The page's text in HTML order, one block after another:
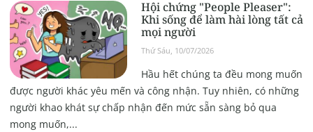
Hội chứng "People Pleaser":
Khi sống để làm hài lòng tất cả
mọi người
Thứ Sáu, 10/07/2026
Hầu hết chúng ta đều mong muốn
được người khác yêu mến và công nhận. Tuy nhiên, có những
người khao khát sự chấp nhận đến mức sẵn sàng bỏ qua
mong muốn,...